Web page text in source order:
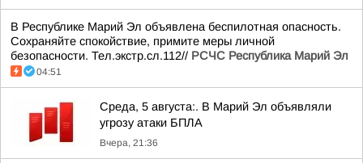
В Республике Марий Эл объявлена беспилотная опасность.
Сохраняйте спокойствие, примите меры личной
безопасности. Тел.экстр.сл.112// РСЧС Республика Марий Эл
04:51
Среда, 5 августа:. В Марий Эл объявляли
угрозу атаки БПЛА
Вчера, 21:36